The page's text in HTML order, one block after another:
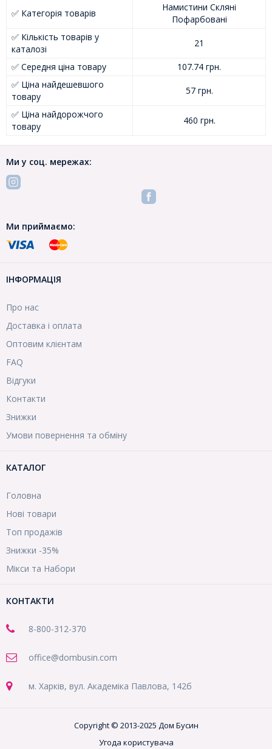
✅ Категорія товарів
Намистини Скляні
Пофарбовані
✅ Кількість товарів у
каталозі
21
✅ Середня ціна товару
107.74 грн.
✅ Ціна найдешевшого
товару
57 грн.
✅ Ціна найдорожчого
товару
460 грн.
Ми у соц. мережах:
Ми приймаємо:
ІНФОРМАЦІЯ
Про нас
Доставка і оплата
Оптовим клієнтам
FAQ
Відгуки
Контакти
Знижки
Умови повернення та обміну
КАТАЛОГ
Головна
Нові товари
Топ продажів
Знижки -35%
Мікси та Набори
КОНТАКТИ
8-800-312-370
office@dombusin.com
м. Харків, вул. Академіка Павлова, 142б
Copyright © 2013-2025 Дом Бусин
Угода користувача